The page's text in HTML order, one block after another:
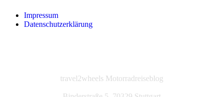
Impressum
Datenschutzerklärung
travel2wheels Motorradreiseblog